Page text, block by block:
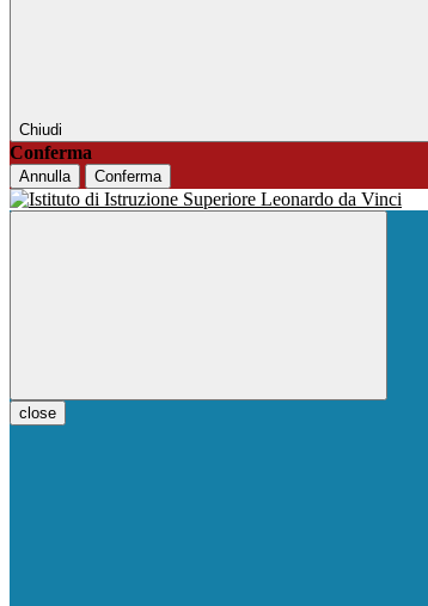
Chiudi
Conferma
Annulla Conferma
close